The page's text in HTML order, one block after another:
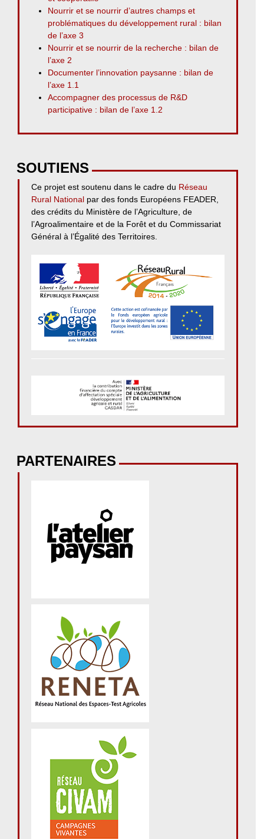
Nourrir et se nourrir d’autres champs et
problématiques du développement rural : bilan
de l’axe 3
Nourrir et se nourrir de la recherche : bilan de
l’axe 2
Documenter l’innovation paysanne : bilan de
l’axe 1.1
Accompagner des processus de R&D
participative : bilan de l’axe 1.2
SOUTIENS
Ce projet est soutenu dans le cadre du Réseau
Rural National par des fonds Européens FEADER,
des crédits du Ministère de l’Agriculture, de
l’Agroalimentaire et de la Forêt et du Commissariat
Général à l’Égalité des Territoires.
PARTENAIRES